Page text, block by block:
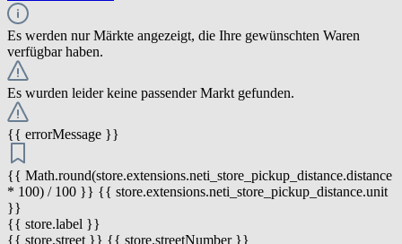
Es werden nur Märkte angezeigt, die Ihre gewünschten Waren
verfügbar haben.
Es wurden leider keine passender Markt gefunden.
{{ errorMessage }}
{{ Math.round(store.extensions.neti_store_pickup_distance.distance
* 100) / 100 }} {{ store.extensions.neti_store_pickup_distance.unit
}}
{{ store.label }}
{{ store.street }} {{ store.streetNumber }}